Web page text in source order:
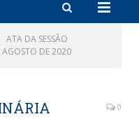
ATA DA SESSÃO
AGOSTO DE 2020
0